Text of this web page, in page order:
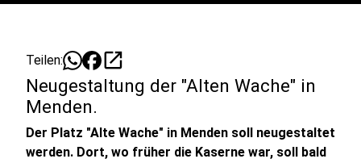
Teilen: open_in_new
Neugestaltung der "Alten Wache" in
Menden.
Der Platz "Alte Wache" in Menden soll neugestaltet
werden. Dort, wo früher die Kaserne war, soll bald